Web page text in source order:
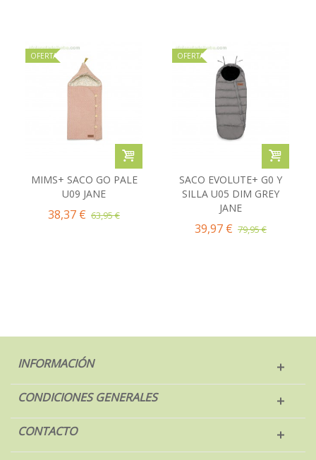
OFERTA
MIMS+ SACO GO PALE
U09 JANE
38,37 € 63,95 €
OFERTA
SACO EVOLUTE+ G0 Y
SILLA U05 DIM GREY
JANE
39,97 € 79,95 €
INFORMACIÓN
CONDICIONES GENERALES
CONTACTO